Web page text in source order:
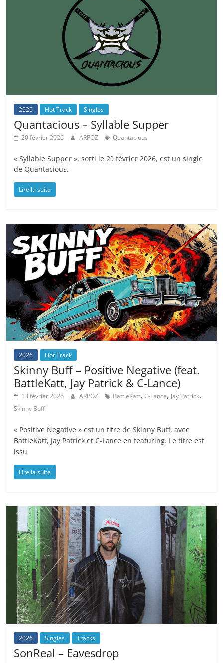
2026 Hot Track Singles
Quantacious – Syllable Supper
20 février 2026 ARPOZ Quantacious
« Syllable Supper », sorti le 20 février 2026, est un single
de Quantacious.
Lire la suite
2026 Hot Track
Skinny Buff – Positive Negative (feat.
BattleKatt, Jay Patrick & C-Lance)
13 février 2026 ARPOZ BattleKatt,C-Lance, Jay Patrick,
Skinny Buff
« Positive Negative » est un titre de Skinny Buff, avec
BattleKatt, Jay Patrick et C-Lance en featuring. Le titre est
issu
Lire la suite
2026 Singles Tracks
SonReal – Eavesdrop